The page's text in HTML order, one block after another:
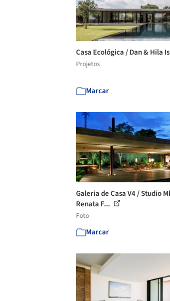
Casa Ecológica / Dan & Hila
Projetos
Marcar
Galeria de Casa V4 / Studio
Renata F...
Foto
Marcar